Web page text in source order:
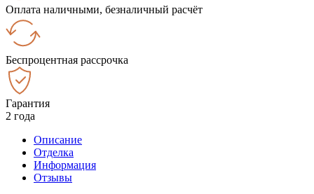
Оплата наличными, безналичный расчёт
Беспроцентная рассрочка
Гарантия
2 года
Описание
Отделка
Информация
Отзывы